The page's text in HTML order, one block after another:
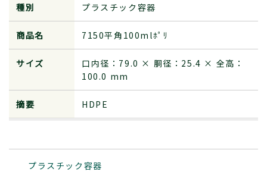
種別 プラスチック容器
商品名 7150平角100mlﾎﾟﾘ
サイズ
口内径：79.0 × 胴径：25.4 × 全高：
100.0 mm
摘要 HDPE
プラスチック容器